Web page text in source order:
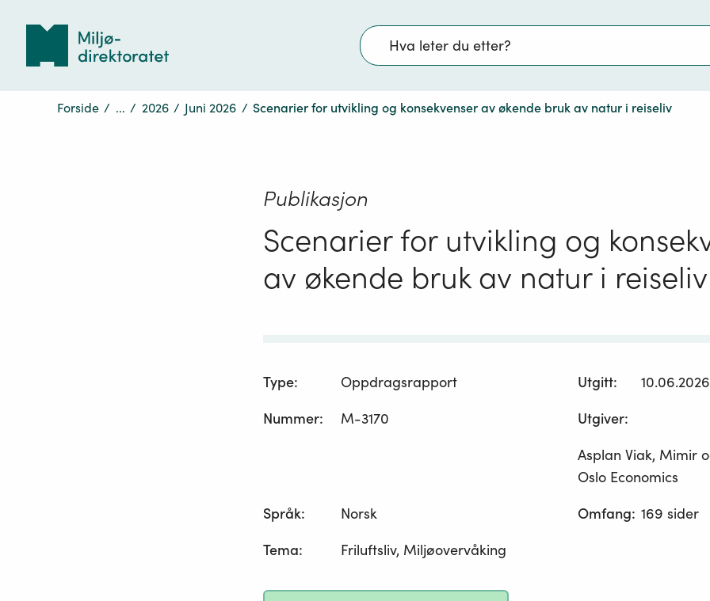
Søk
Forside / ... / 2026 / Juni 2026 / Scenarier for utvikling og konsekvenser av økende bruk av natur i reiseliv
Publikasjon
Scenarier for utvikling og
av økende bruk av natur i reiseliv
Type: Oppdragsrapport Utgitt:
10.06.2026
Nummer: M-3170 Utgiver:
Asplan Viak, Mimir
Oslo Economics
Språk: Norsk Omfang: 169 sider
Tema: Friluftsliv, Miljøovervåking